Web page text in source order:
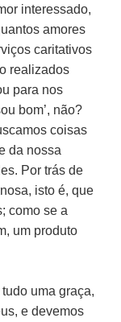
interessado,
amores
caritativos
realizados
para nos
bom’, não?
coisas
da nossa
Por trás de
isto é, que
como se a
um produto
tudo uma graça,
e devemos